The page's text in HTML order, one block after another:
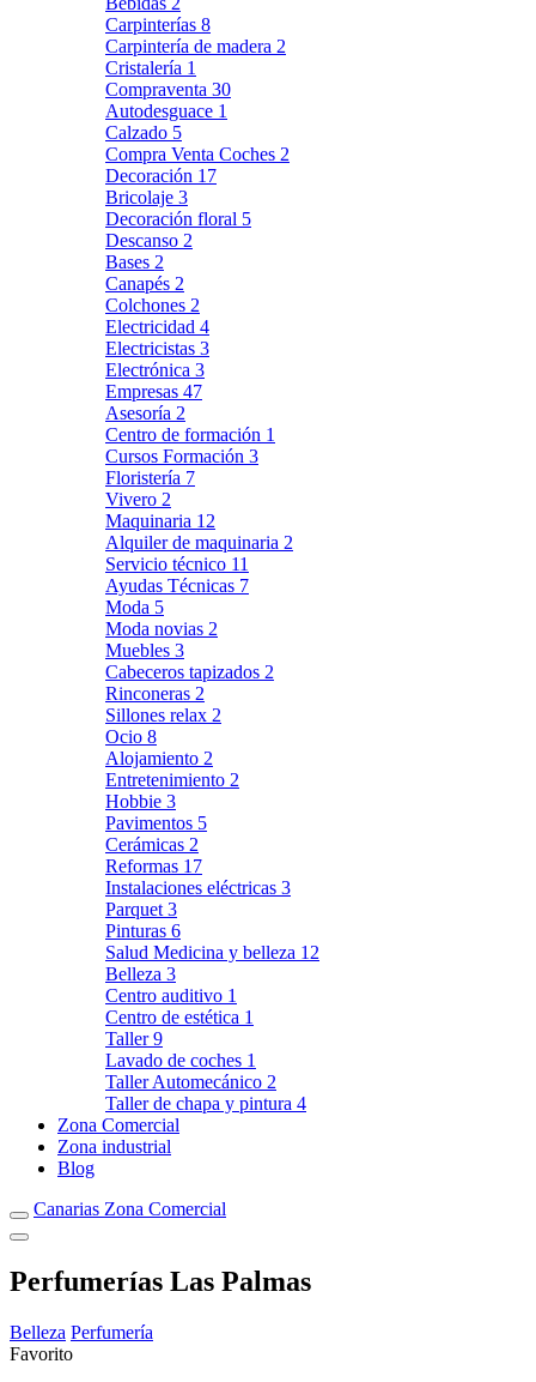
Carpinterías 8
Carpintería de madera 2
Cristalería 1
Compraventa 30
Autodesguace 1
Calzado 5
Compra Venta Coches 2
Decoración 17
Bricolaje 3
Decoración floral 5
Descanso 2
Bases 2
Canapés 2
Colchones 2
Electricidad 4
Electricistas 3
Electrónica 3
Empresas 47
Asesoría 2
Centro de formación 1
Cursos Formación 3
Floristería 7
Vivero 2
Maquinaria 12
Alquiler de maquinaria 2
Servicio técnico 11
Ayudas Técnicas 7
Moda 5
Moda novias 2
Muebles 3
Cabeceros tapizados 2
Rinconeras 2
Sillones relax 2
Ocio 8
Alojamiento 2
Entretenimiento 2
Hobbie 3
Pavimentos 5
Cerámicas 2
Reformas 17
Instalaciones eléctricas 3
Parquet 3
Pinturas 6
Salud Medicina y belleza 12
Belleza 3
Centro auditivo 1
Centro de estética 1
Taller9
Lavado de coches 1
Taller Automecánico 2
Taller de chapa y pintura 4
Zona Comercial
Zona industrial
Blog
Canarias Zona Comercial
Perfumerías Las Palmas
Belleza Perfumería
Favorito